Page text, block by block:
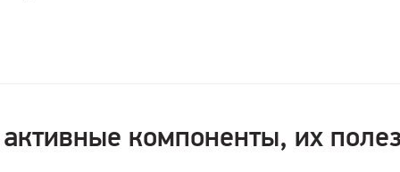
компоненты, их